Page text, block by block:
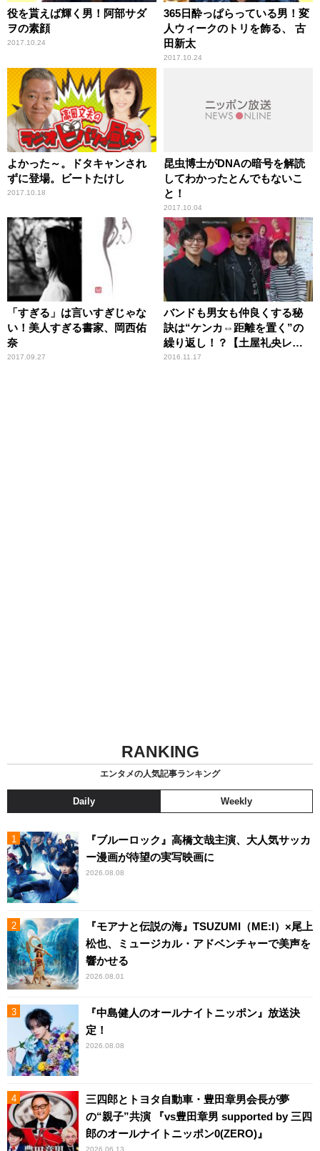
役を貰えば輝く男！阿部サダ
ヲの素顔
2017.10.24
365日酔っぱらっている男！変
人ウィークのトリを飾る、 古
田新太
2017.10.24
よかった～。ドタキャンされ
ずに登場。ビートたけし
2017.10.18
昆虫博士がDNAの暗号を解読
してわかったとんでもないこ
と！
2017.10.04
「すぎる」は言いすぎじゃな
い！美人すぎる書家、岡西佑
奈
2017.09.27
バンドも男女も仲良くする秘
訣は“ケンカ⇔距離を置く”の
繰り返し！？【土屋礼央レオ
なるど】
2016.11.17
RANKING
エンタメの人気記事ランキング
Daily Weekly
『ブルーロック』高橋文哉主演、大人気サッカ
ー漫画が待望の実写映画に
2026.08.08
『モアナと伝説の海』TSUZUMI（ME:I）×尾上
松也、ミュージカル・アドベンチャーで美声を
響かせる
2026.08.01
『中島健人のオールナイトニッポン』放送決
定！
2026.08.08
三四郎とトヨタ自動車・豊田章男会長が夢
の“親子”共演 『vs豊田章男 supported by 三四
郎のオールナイトニッポン0(ZERO)』
2026.06.13